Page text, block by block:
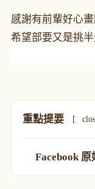
感謝有前輩好心畫
希望部要又是挑
重點提要 [
Facebook 原